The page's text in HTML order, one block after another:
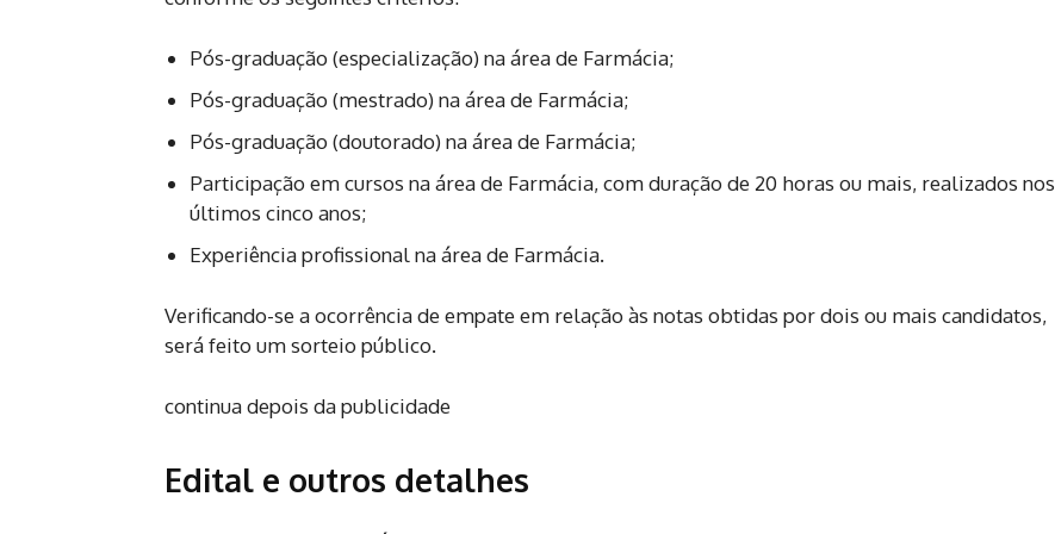
Pós-graduação (especialização) na área de Farmácia;
Pós-graduação (mestrado) na área de Farmácia;
Pós-graduação (doutorado) na área de Farmácia;
Participação em cursos na área de Farmácia, com duração de 20 horas ou mais, realizados nos
últimos cinco anos;
Experiência profissional na área de Farmácia.
Verificando-se a ocorrência de empate em relação às notas obtidas por dois ou mais candidatos,
será feito um sorteio público.
continua depois da publicidade
Edital e outros detalhes